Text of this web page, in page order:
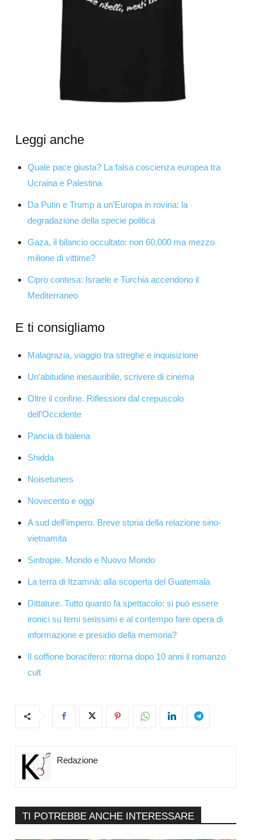
Leggi anche
Quale pace giusta? La falsa coscienza europea tra
Ucraina e Palestina
Da Putin e Trump a un’Europa in rovina: la
degradazione della specie politica
Gaza, il bilancio occultato: non 60.000 ma mezzo
milione di vittime?
Cipro contesa: Israele e Turchia accendono il
Mediterraneo
E ti consigliamo
Malagrazia, viaggio tra streghe e inquisizione
Un’abitudine inesauribile, scrivere di cinema
Oltre il confine. Riflessioni dal crepuscolo
dell’Occidente
Pancia di balena
Shidda
Noisetuners
Novecento e oggi
A sud dell’impero. Breve storia della relazione sino-
vietnamita
Sintropie. Mondo e Nuovo Mondo
La terra di Itzamnà: alla scoperta del Guatemala
Dittature. Tutto quanto fa spettacolo: si può essere
ironici su temi serissimi e al contempo fare opera di
informazione e presidio della memoria?
Il soffione boracifero: ritorna dopo 10 anni il romanzo
cult
Redazione
TI POTREBBE ANCHE INTERESSARE